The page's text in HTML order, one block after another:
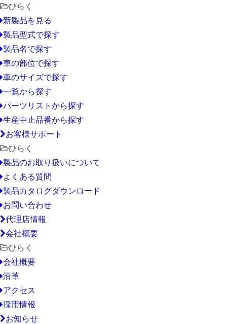
ひらく
新製品を見る
製品型式で探す
製品名で探す
車の部位で探す
車のサイズで探す
一覧から探す
パーツリストから探す
生産中止品番から探す
お客様サポート
ひらく
製品のお取り扱いについて
よくある質問
製品カタログダウンロード
お問い合わせ
代理店情報
会社概要
ひらく
会社概要
沿革
アクセス
採用情報
お知らせ